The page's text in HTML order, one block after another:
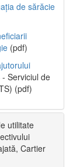
de sărăcie
(pdf)
- Serviciul de
(pdf)
utilitate
Cartier